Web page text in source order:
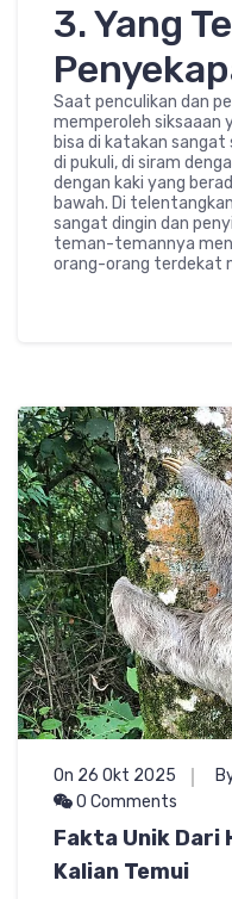
3. Yang
Saat penculikan dan
memperoleh siksaaan
bisa di katakan sangat
di pukuli, di siram
dengan kaki yang
bawah. Di
sangat dingin dan
teman-temannya
orang-orang terdekat
On 26 Okt 2025
0 Comments
Fakta Unik Dari
Kalian Temui